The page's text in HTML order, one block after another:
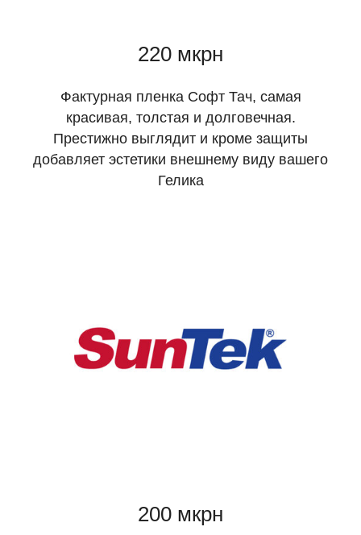
220 мкрн
Фактурная пленка Софт Тач, самая
красивая, толстая и долговечная.
Престижно выглядит и кроме защиты
добавляет эстетики внешнему виду вашего
Гелика
200 мкрн